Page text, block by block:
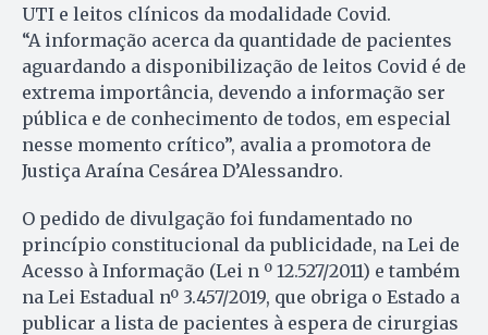
UTI e leitos clínicos da modalidade Covid.
“A informação acerca da quantidade de pacientes
aguardando a disponibilização de leitos Covid é de
extrema importância, devendo a informação ser
pública e de conhecimento de todos, em especial
nesse momento crítico”, avalia a promotora de
Justiça Araína Cesárea D’Alessandro.
O pedido de divulgação foi fundamentado no
princípio constitucional da publicidade, na Lei de
Acesso à Informação (Lei n º 12.527/2011) e também
na Lei Estadual nº 3.457/2019, que obriga o Estado a
publicar a lista de pacientes à espera de cirurgias